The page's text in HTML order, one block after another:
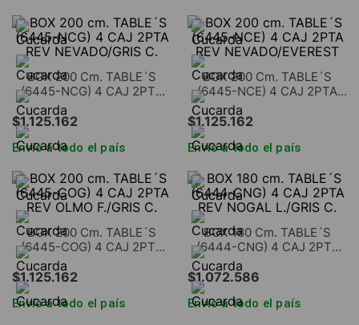
BOX 200 Cm. TABLE´S
(6445-NCG) 4 CAJ 2PTA
REV NEVADO/GRIS C.
$1.125.162
Envío a todo el país
BOX 200 Cm. TABLE´S
(6445-NCE) 4 CAJ 2PTA
REV NEVADO/EVEREST
$1.125.162
Envío a todo el país
BOX 200 Cm. TABLE´S
(6445-COG) 4 CAJ 2PTA
REV OLMO F./GRIS C.
$1.125.162
Envío a todo el país
BOX 180 Cm. TABLE´S
(6444-CNG) 4 CAJ 2PTA
REV NOGAL L./GRIS C.
$1.072.586
Envío a todo el país